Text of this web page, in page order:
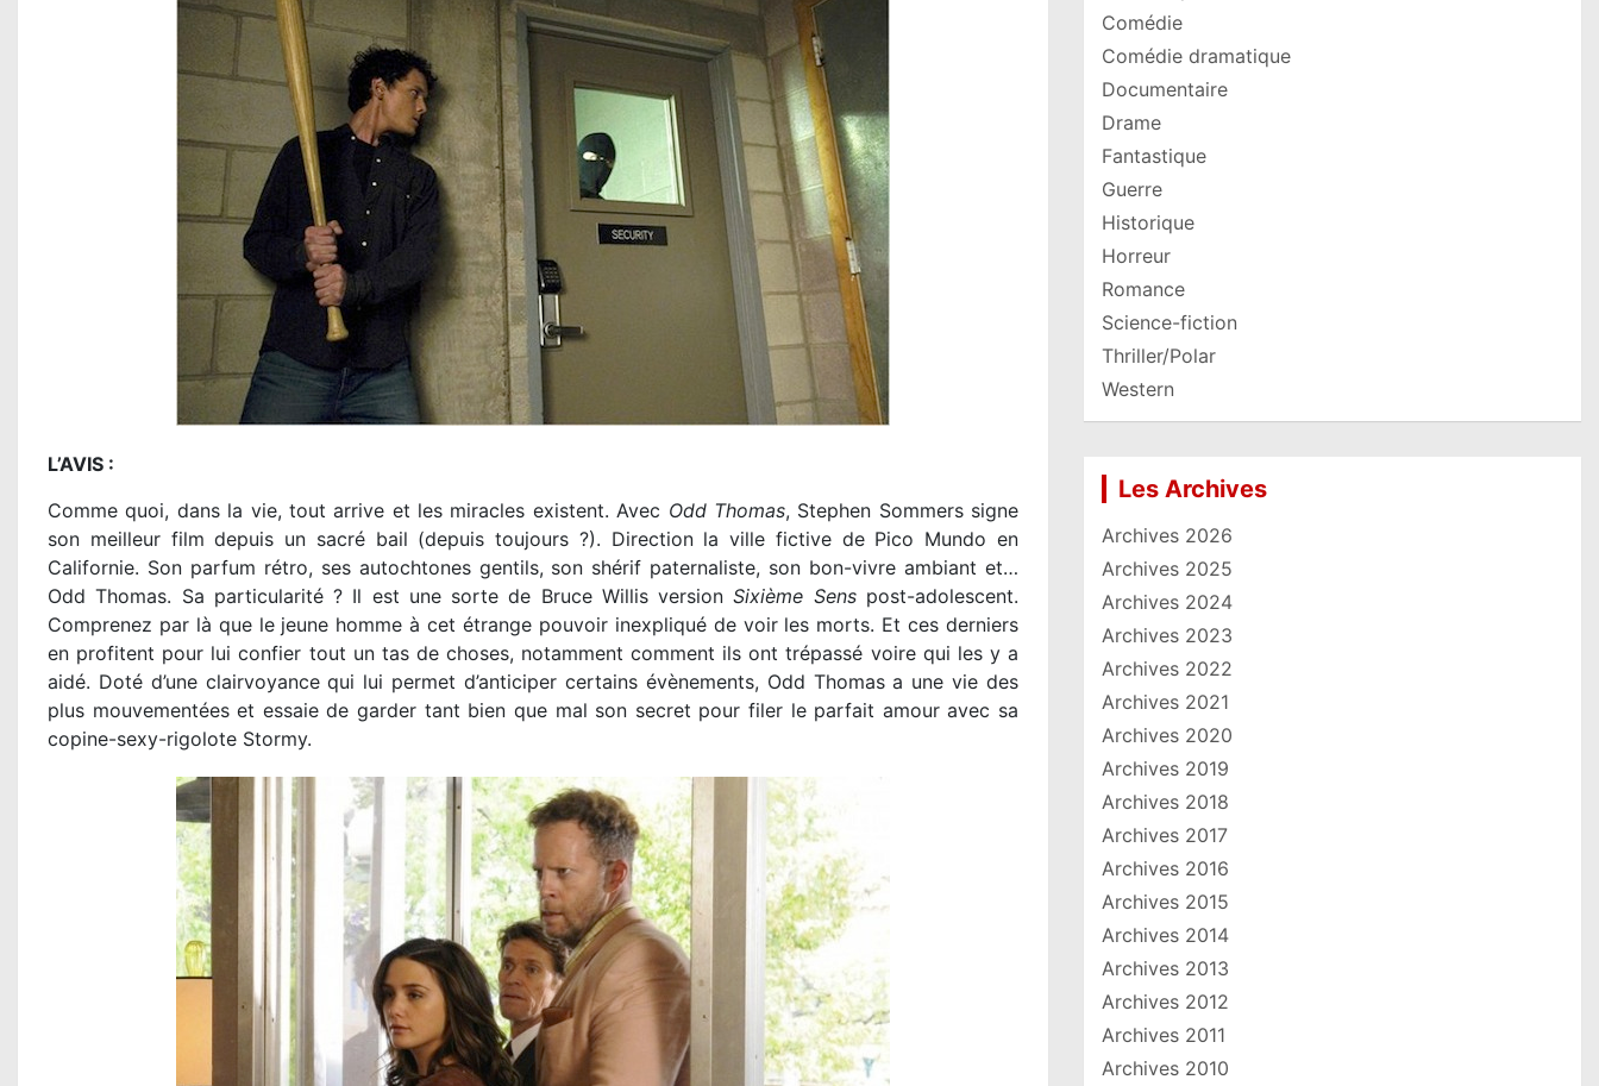
L’AVIS :
Comme quoi, dans la vie, tout arrive et les miracles existent. Avec Odd Thomas, Stephen Sommers signe
son meilleur film depuis un sacré bail (depuis toujours ?). Direction la ville fictive de Pico Mundo en
Californie. Son parfum rétro, ses autochtones gentils, son shérif paternaliste, son bon-vivre ambiant et…
Odd Thomas. Sa particularité ? Il est une sorte de Bruce Willis versionSixième Senspost-adolescent.
Comprenez par là que le jeune homme à cet étrange pouvoir inexpliqué de voir les morts. Et ces derniers
en profitent pour lui confier tout un tas de choses, notamment comment ils ont trépassé voire qui les y a
aidé. Doté d’une clairvoyance qui lui permet d’anticiper certains évènements, Odd Thomas a une vie des
plus mouvementées et essaie de garder tant bien que mal son secret pour filer le parfait amour avec sa
copine-sexy-rigolote Stormy.
Comédie
Comédie dramatique
Documentaire
Drame
Fantastique
Guerre
Historique
Horreur
Romance
Science-fiction
Thriller/Polar
Western
Les Archives
Archives 2026
Archives 2025
Archives 2024
Archives 2023
Archives 2022
Archives 2021
Archives 2020
Archives 2019
Archives 2018
Archives 2017
Archives 2016
Archives 2015
Archives 2014
Archives 2013
Archives 2012
Archives 2011
Archives 2010